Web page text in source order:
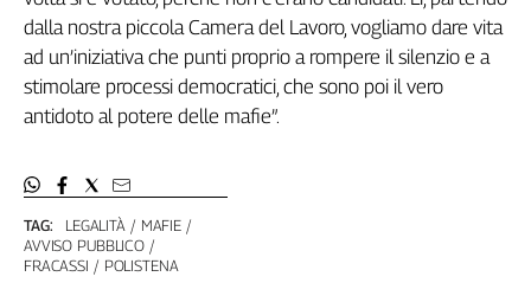
TAG: LEGALITÀ
MAFIE
AVVISO PUBBLICO
FRACASSI
POLISTENA
dalla nostra piccola Camera del Lavoro, vogliamo dare vita
ad un’iniziativa che punti proprio a rompere il silenzio e a
stimolare processi democratici, che sono poi il vero
antidoto al potere delle mafie”.